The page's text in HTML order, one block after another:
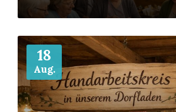
18
Aug.
Mehr